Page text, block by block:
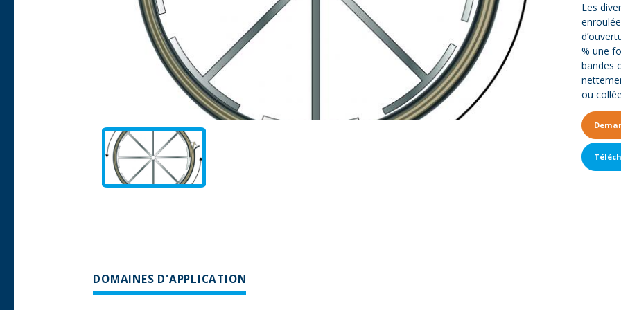
Les
% une
bandes
ou
DOMAINES D'APPLICATION